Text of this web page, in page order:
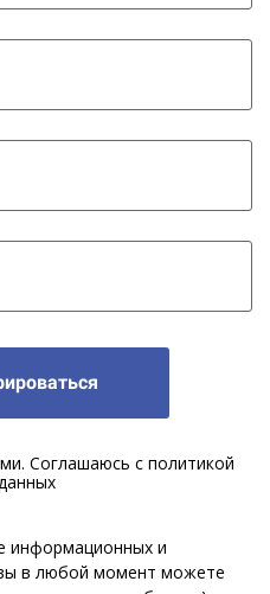
Соглашаюсь с политикой
информационных и
в любой момент можете